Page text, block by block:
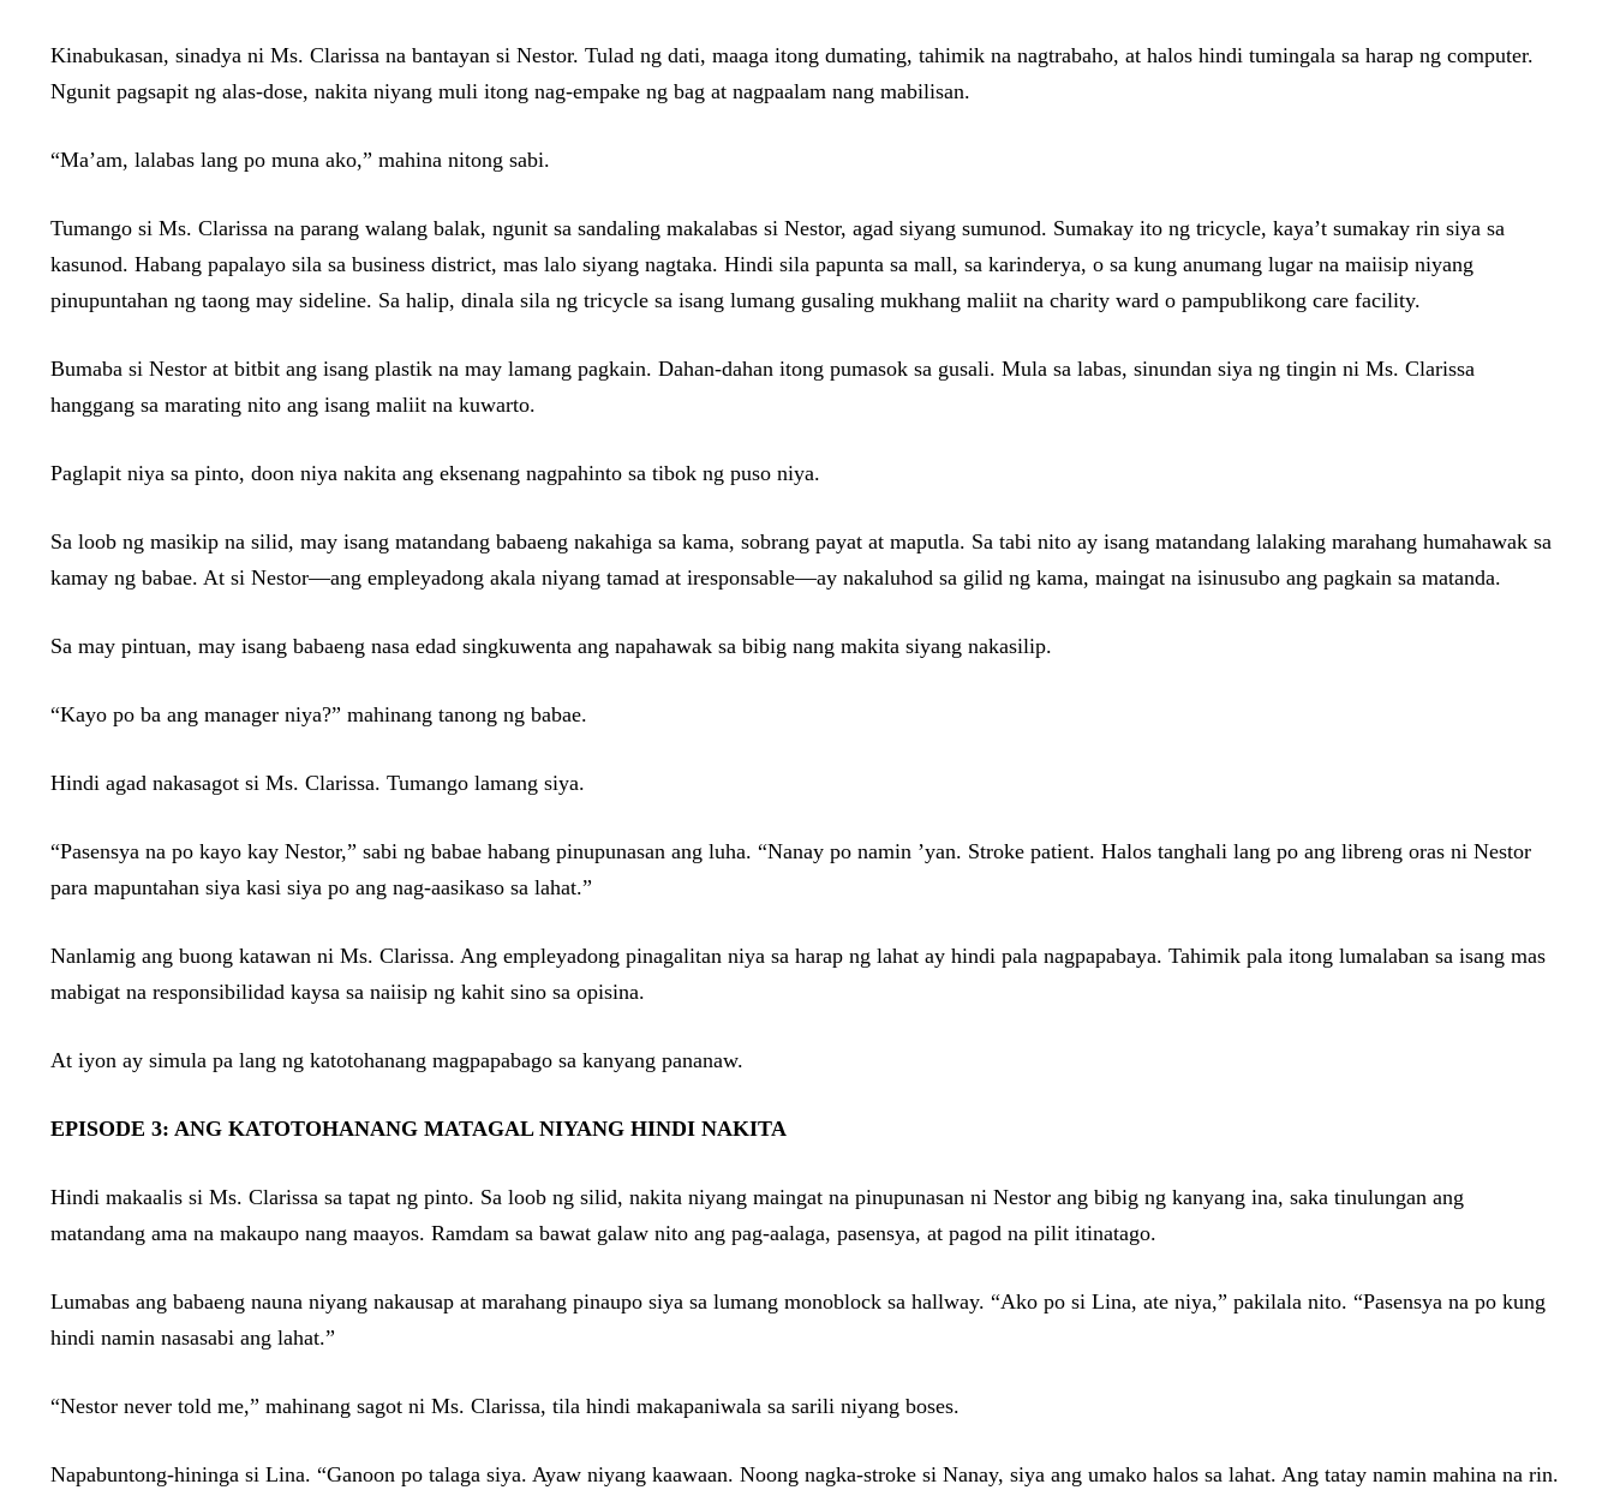
Kinabukasan, sinadya ni Ms. Clarissa na bantayan si Nestor. Tulad ng dati, maaga itong dumating, tahimik na nagtrabaho, at halos hindi tumingala sa harap ng computer.
Ngunit pagsapit ng alas-dose, nakita niyang muli itong nag-empake ng bag at nagpaalam nang mabilisan.
“Ma’am, lalabas lang po muna ako,” mahina nitong sabi.
Tumango si Ms. Clarissa na parang walang balak, ngunit sa sandaling makalabas si Nestor, agad siyang sumunod. Sumakay ito ng tricycle, kaya’t sumakay rin siya sa
kasunod. Habang papalayo sila sa business district, mas lalo siyang nagtaka. Hindi sila papunta sa mall, sa karinderya, o sa kung anumang lugar na maiisip niyang
pinupuntahan ng taong may sideline. Sa halip, dinala sila ng tricycle sa isang lumang gusaling mukhang maliit na charity ward o pampublikong care facility.
Bumaba si Nestor at bitbit ang isang plastik na may lamang pagkain. Dahan-dahan itong pumasok sa gusali. Mula sa labas, sinundan siya ng tingin ni Ms. Clarissa
hanggang sa marating nito ang isang maliit na kuwarto.
Paglapit niya sa pinto, doon niya nakita ang eksenang nagpahinto sa tibok ng puso niya.
Sa loob ng masikip na silid, may isang matandang babaeng nakahiga sa kama, sobrang payat at maputla. Sa tabi nito ay isang matandang lalaking marahang humahawak sa
kamay ng babae. At si Nestor—ang empleyadong akala niyang tamad at iresponsable—ay nakaluhod sa gilid ng kama, maingat na isinusubo ang pagkain sa matanda.
Sa may pintuan, may isang babaeng nasa edad singkuwenta ang napahawak sa bibig nang makita siyang nakasilip.
“Kayo po ba ang manager niya?” mahinang tanong ng babae.
Hindi agad nakasagot si Ms. Clarissa. Tumango lamang siya.
“Pasensya na po kayo kay Nestor,” sabi ng babae habang pinupunasan ang luha. “Nanay po namin ’yan. Stroke patient. Halos tanghali lang po ang libreng oras ni Nestor
para mapuntahan siya kasi siya po ang nag-aasikaso sa lahat.”
Nanlamig ang buong katawan ni Ms. Clarissa. Ang empleyadong pinagalitan niya sa harap ng lahat ay hindi pala nagpapabaya. Tahimik pala itong lumalaban sa isang mas
mabigat na responsibilidad kaysa sa naiisip ng kahit sino sa opisina.
At iyon ay simula pa lang ng katotohanang magpapabago sa kanyang pananaw.
EPISODE 3: ANG KATOTOHANANG MATAGAL NIYANG HINDI NAKITA
Hindi makaalis si Ms. Clarissa sa tapat ng pinto. Sa loob ng silid, nakita niyang maingat na pinupunasan ni Nestor ang bibig ng kanyang ina, saka tinulungan ang
matandang ama na makaupo nang maayos. Ramdam sa bawat galaw nito ang pag-aalaga, pasensya, at pagod na pilit itinatago.
Lumabas ang babaeng nauna niyang nakausap at marahang pinaupo siya sa lumang monoblock sa hallway. “Ako po si Lina, ate niya,” pakilala nito. “Pasensya na po kung
hindi namin nasasabi ang lahat.”
“Nestor never told me,” mahinang sagot ni Ms. Clarissa, tila hindi makapaniwala sa sarili niyang boses.
Napabuntong-hininga si Lina. “Ganoon po talaga siya. Ayaw niyang kaawaan. Noong nagka-stroke si Nanay, siya ang umako halos sa lahat. Ang tatay namin mahina na rin.